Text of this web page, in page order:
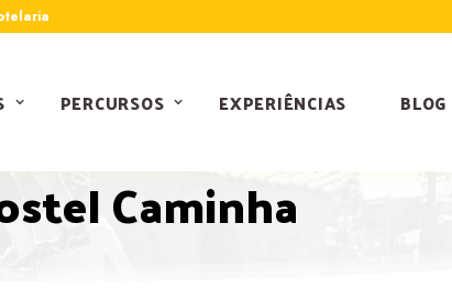
PERCURSOS EXPERIÊNCIAS BLOG
Caminha